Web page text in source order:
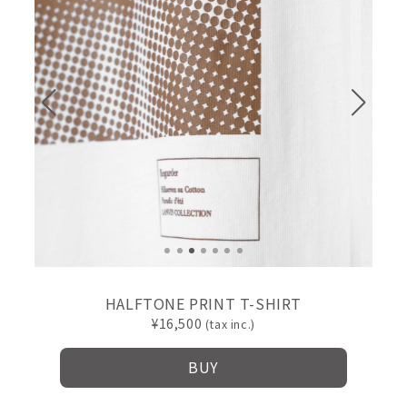
HALFTONE PRINT T-SHIRT
16,500
BUY